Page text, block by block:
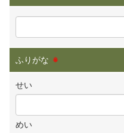
ふりがな ※
せい
めい